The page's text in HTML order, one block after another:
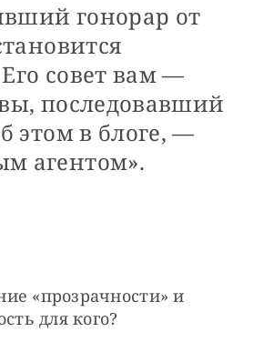
гонорар от
совет вам —
последовавший
этом в блоге, —
агентом».
«прозрачности» и
для кого?